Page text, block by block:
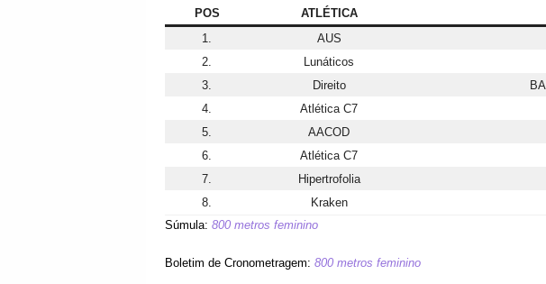
POS ATLÉTICA
1.
AUS
2.
Lunáticos
3.
Direito
4.
Atlética C7
5.
AACOD
6.
Atlética C7
7.
Hipertrofolia
8.
Kraken
Súmula: 800 metros feminino
Boletim de Cronometragem: 800 metros feminino